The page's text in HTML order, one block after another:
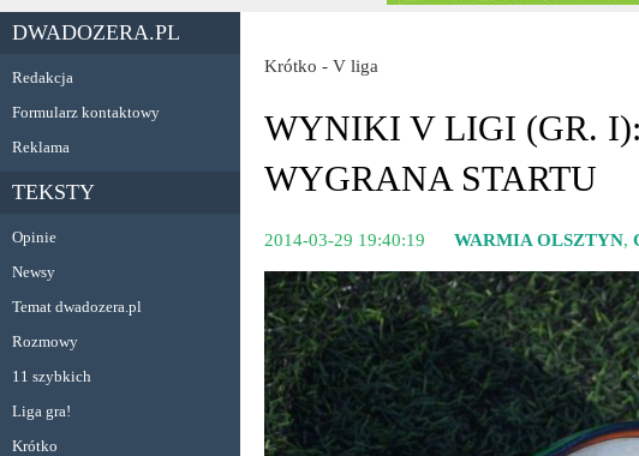
DWADOZERA.PL
Redakcja
Formularz kontaktowy
Reklama
TEKSTY
Opinie
Newsy
Temat dwadozera.pl
Rozmowy
11 szybkich
Liga gra!
Krótko
Krótko - V liga
WYNIKI V LIGI (GR.
WYGRANA STARTU
2014-03-29 19:40:19 WARMIA OLSZTYN,